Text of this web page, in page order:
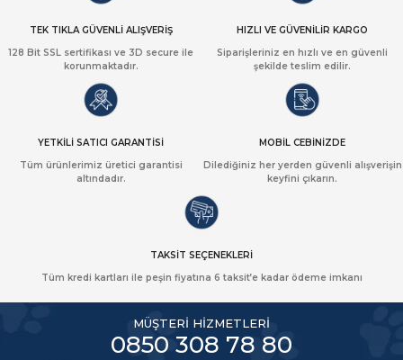
TEK TIKLA GÜVENLİ ALIŞVERİŞ
128 Bit SSL sertifikası ve 3D secure ile
korunmaktadır.
HIZLI VE GÜVENİLİR KARGO
Siparişleriniz en hızlı ve en güvenli
şekilde teslim edilir.
YETKİLİ SATICI GARANTİSİ
Tüm ürünlerimiz üretici garantisi
altındadır.
MOBİL CEBİNİZDE
Dilediğiniz her yerden güvenli alışverişin
keyfini çıkarın.
TAKSİT SEÇENEKLERİ
Tüm kredi kartları ile peşin fiyatına 6 taksit’e kadar ödeme imkanı
MÜŞTERİ HİZMETLERİ
0850 308 78 80